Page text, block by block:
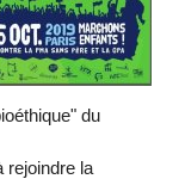
du
rejoindre la